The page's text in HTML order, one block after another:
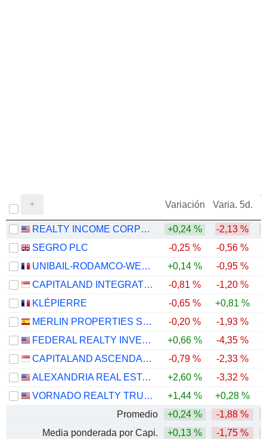
Variación Varia. 5d.
REALTY INCOME CORPORATION +0,24 % -2,13 %
SEGRO PLC
-0,25 % -0,56 %
UNIBAIL-RODAMCO-WESTFIELD SE
+0,14 % -0,95 %
CAPITALAND INTEGRATED COMMERCIAL TRUST
-0,81 % -1,20 %
KLÉPIERRE
-0,65 % +0,81 %
MERLIN PROPERTIES SOCIMI, S.A.
-0,20 % -1,93 %
FEDERAL REALTY INVESTMENT TRUST
+0,66 % -4,35 %
CAPITALAND ASCENDAS REIT
-0,79 % -2,33 %
ALEXANDRIA REAL ESTATE EQUITIES, INC.
+2,60 % -3,32 %
VORNADO REALTY TRUST
+1,44 % +0,28 %
Promedio
+0,24 % -1,88 %
Media ponderada por Capi.
+0,13 % -1,75 %